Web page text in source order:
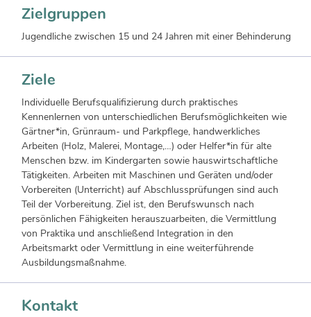
Zielgruppen
Jugendliche zwischen 15 und 24 Jahren mit einer Behinderung
Ziele
Individuelle Berufsqualifizierung durch praktisches
Kennenlernen von unterschiedlichen Berufsmöglichkeiten wie
Gärtner*in, Grünraum- und Parkpflege, handwerkliches
Arbeiten (Holz, Malerei, Montage,…) oder Helfer*in für alte
Menschen bzw. im Kindergarten sowie hauswirtschaftliche
Tätigkeiten. Arbeiten mit Maschinen und Geräten und/oder
Vorbereiten (Unterricht) auf Abschlussprüfungen sind auch
Teil der Vorbereitung. Ziel ist, den Berufswunsch nach
persönlichen Fähigkeiten herauszuarbeiten, die Vermittlung
von Praktika und anschließend Integration in den
Arbeitsmarkt oder Vermittlung in eine weiterführende
Ausbildungsmaßnahme.
Kontakt